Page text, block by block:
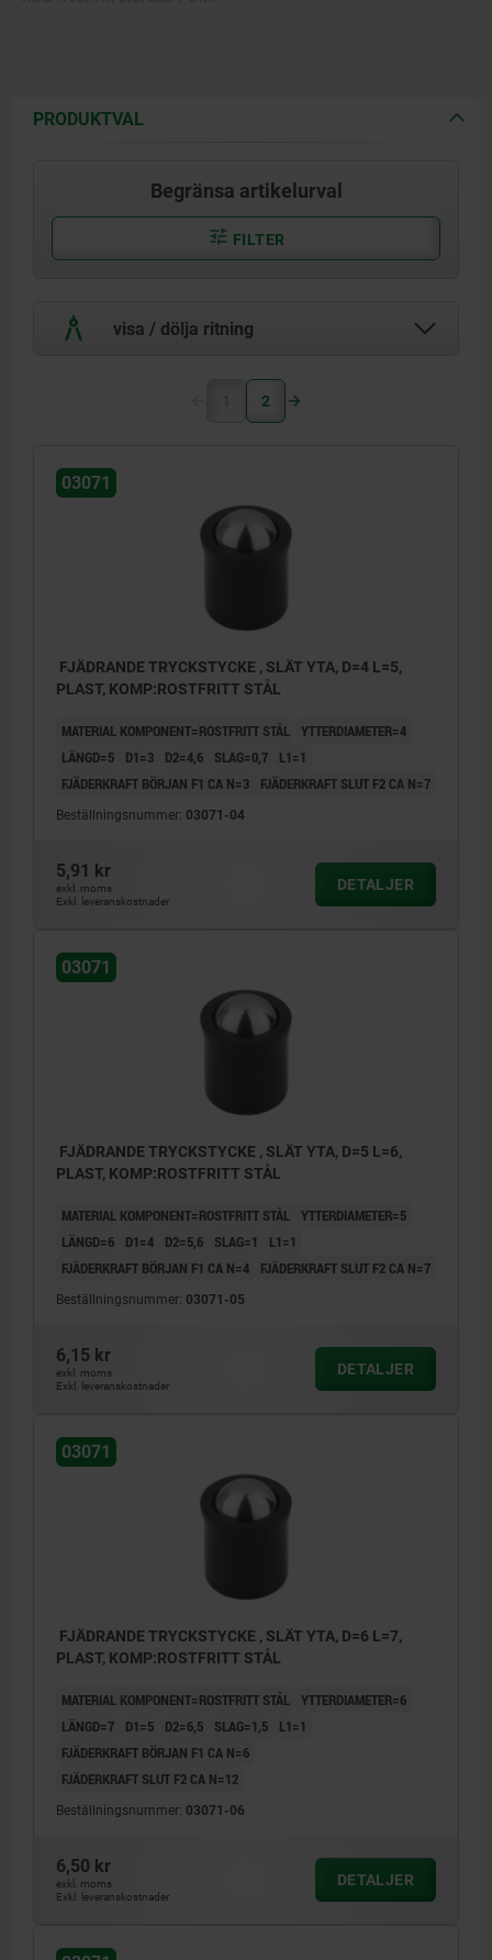
PRODUKTVAL
Begränsa artikelurval
FILTER
visa / dölja ritning
1 2
03071
FJÄDRANDE TRYCKSTYCKE , SLÄT YTA, D=4 L=5,
PLAST, KOMP:ROSTFRITT STÅL
MATERIAL KOMPONENT=ROSTFRITT STÅL YTTERDIAMETER=4
LÄNGD=5
D1=3 D2=4,6 SLAG=0,7
L1=1
FJÄDERKRAFT BÖRJAN F1 CA N=3
FJÄDERKRAFT SLUT F2 CA N=7
Beställningsnummer: 03071-04
5,91 kr
exkl. moms
Exkl. leveranskostnader
DETALJER
03071
FJÄDRANDE TRYCKSTYCKE , SLÄT YTA, D=5 L=6,
PLAST, KOMP:ROSTFRITT STÅL
MATERIAL KOMPONENT=ROSTFRITT STÅL YTTERDIAMETER=5
LÄNGD=6
D1=4 D2=5,6 SLAG=1
L1=1
FJÄDERKRAFT BÖRJAN F1 CA N=4
FJÄDERKRAFT SLUT F2 CA N=7
Beställningsnummer: 03071-05
6,15 kr
exkl. moms
Exkl. leveranskostnader
DETALJER
03071
FJÄDRANDE TRYCKSTYCKE , SLÄT YTA, D=6 L=7,
PLAST, KOMP:ROSTFRITT STÅL
MATERIAL KOMPONENT=ROSTFRITT STÅL YTTERDIAMETER=6
LÄNGD=7
D1=5 D2=6,5 SLAG=1,5
L1=1
FJÄDERKRAFT BÖRJAN F1 CA N=6
FJÄDERKRAFT SLUT F2 CA N=12
Beställningsnummer: 03071-06
6,50 kr
exkl. moms
Exkl. leveranskostnader
DETALJER